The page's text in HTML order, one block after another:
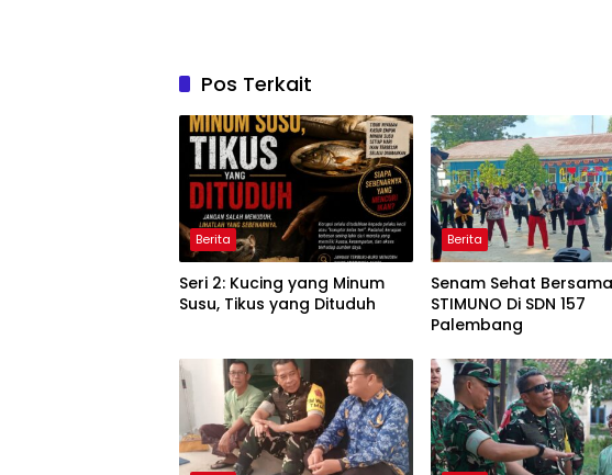
Pos Terkait
Berita
Seri 2: Kucing yang Minum
Susu, Tikus yang Dituduh
Berita
Senam Sehat Bersama
STIMUNO Di SDN 157
Palembang